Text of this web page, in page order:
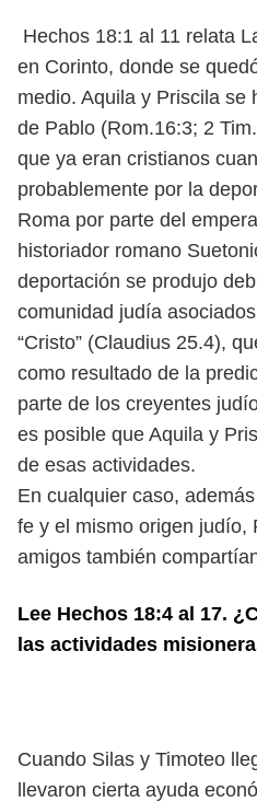
Hechos 18:1 al 11 relata
en Corinto, donde se
medio. Aquila y Priscila se
de Pablo (Rom.16:3; 2
que ya eran cristianos
probablemente por la
Roma por parte del
historiador romano
deportación se produjo
comunidad judía
“Cristo” (Claudius 25.4),
como resultado de la
parte de los creyentes
es posible que Aquila y
de esas actividades.
En cualquier caso,
fe y el mismo origen judío,
amigos también
Lee Hechos 18:4 al 17.
las actividades
Cuando Silas y Timoteo
llevaron cierta ayuda